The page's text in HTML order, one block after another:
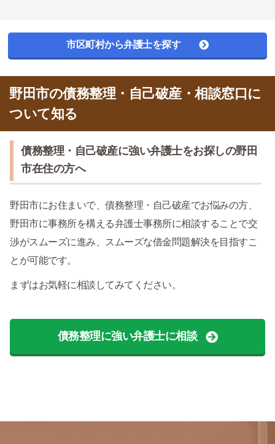
市区町村から弁護士を探す
野田市の債務整理・自己破産・相談窓口に
ついて知る
債務整理・自己破産に強い弁護士をお探しの野田
市在住の方へ
野田市にお住まいで、債務整理・自己破産でお悩みの方、
野田市に事務所を構える弁護士事務所に相談することで交
渉がスムーズに進み、スムーズな借金問題解決を目指すこ
とが可能です。
まずはお気軽に相談してみてください。
債務整理に強い弁護士に相談